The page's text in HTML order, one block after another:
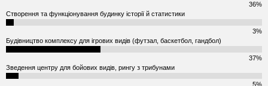
36%
Створення та функціонування будинку історії й статистики
3%
Будівництво комплексу для ігрових видів (футзал, баскетбол, гандбол)
37%
Зведення центру для бойових видів, рингу з трибунами
5%